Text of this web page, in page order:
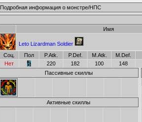
Подробная информация о монстре/НПС
Имя
Leto Lizardman Soldier
Соц.
Пол P.Atk. P.Def. M.Atk.
M.Def.
Нет
220 182 100
148
Пассивные скиллы
Активные скиллы